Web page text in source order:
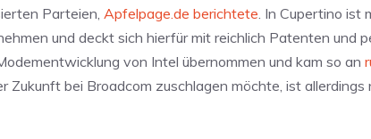
Parteien, Apfelpage.de berichtete. In Cupertino ist
und deckt sich hierfür mit reichlich Patenten und
von Intel übernommen und kam so an
bei Broadcom zuschlagen möchte, ist allerdings